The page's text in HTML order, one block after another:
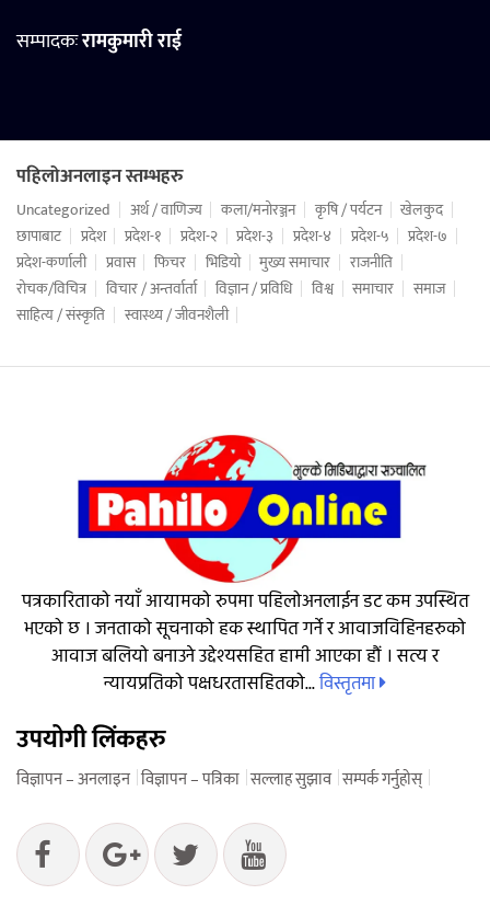
सम्पादकःरामकुमारी राई
पहिलोअनलाइन स्तम्भहरु
Uncategorized अर्थ / वाणिज्य कला/मनोरञ्जन कृषि / पर्यटन
खेलकुद
छापाबाट
प्रदेश प्रदेश-१ प्रदेश-२ प्रदेश-३ प्रदेश-४ प्रदेश-५
प्रदेश-७
प्रदेश-कर्णाली
प्रवास फिचर भिडियो मुख्य समाचार
राजनीति
रोचक/विचित्र
विचार / अन्तर्वार्ता विज्ञान / प्रविधि विश्व समाचार
समाज
साहित्य / संस्कृति
स्वास्थ्य / जीवनशैली
पत्रकारिताको नयाँ आयामको रुपमा पहिलोअनलाईन डट कम उपस्थित
भएको छ । जनताको सूचनाको हक स्थापित गर्ने र आवाजविहिनहरुको
आवाज बलियो बनाउने उद्देश्यसहित हामी आएका हौं । सत्य र
न्यायप्रतिको पक्षधरतासहितको...विस्तृतमा
उपयोगी लिंकहरु
विज्ञापन – अनलाइन विज्ञापन – पत्रिका सल्लाह सुझाव सम्पर्क गर्नुहोस्